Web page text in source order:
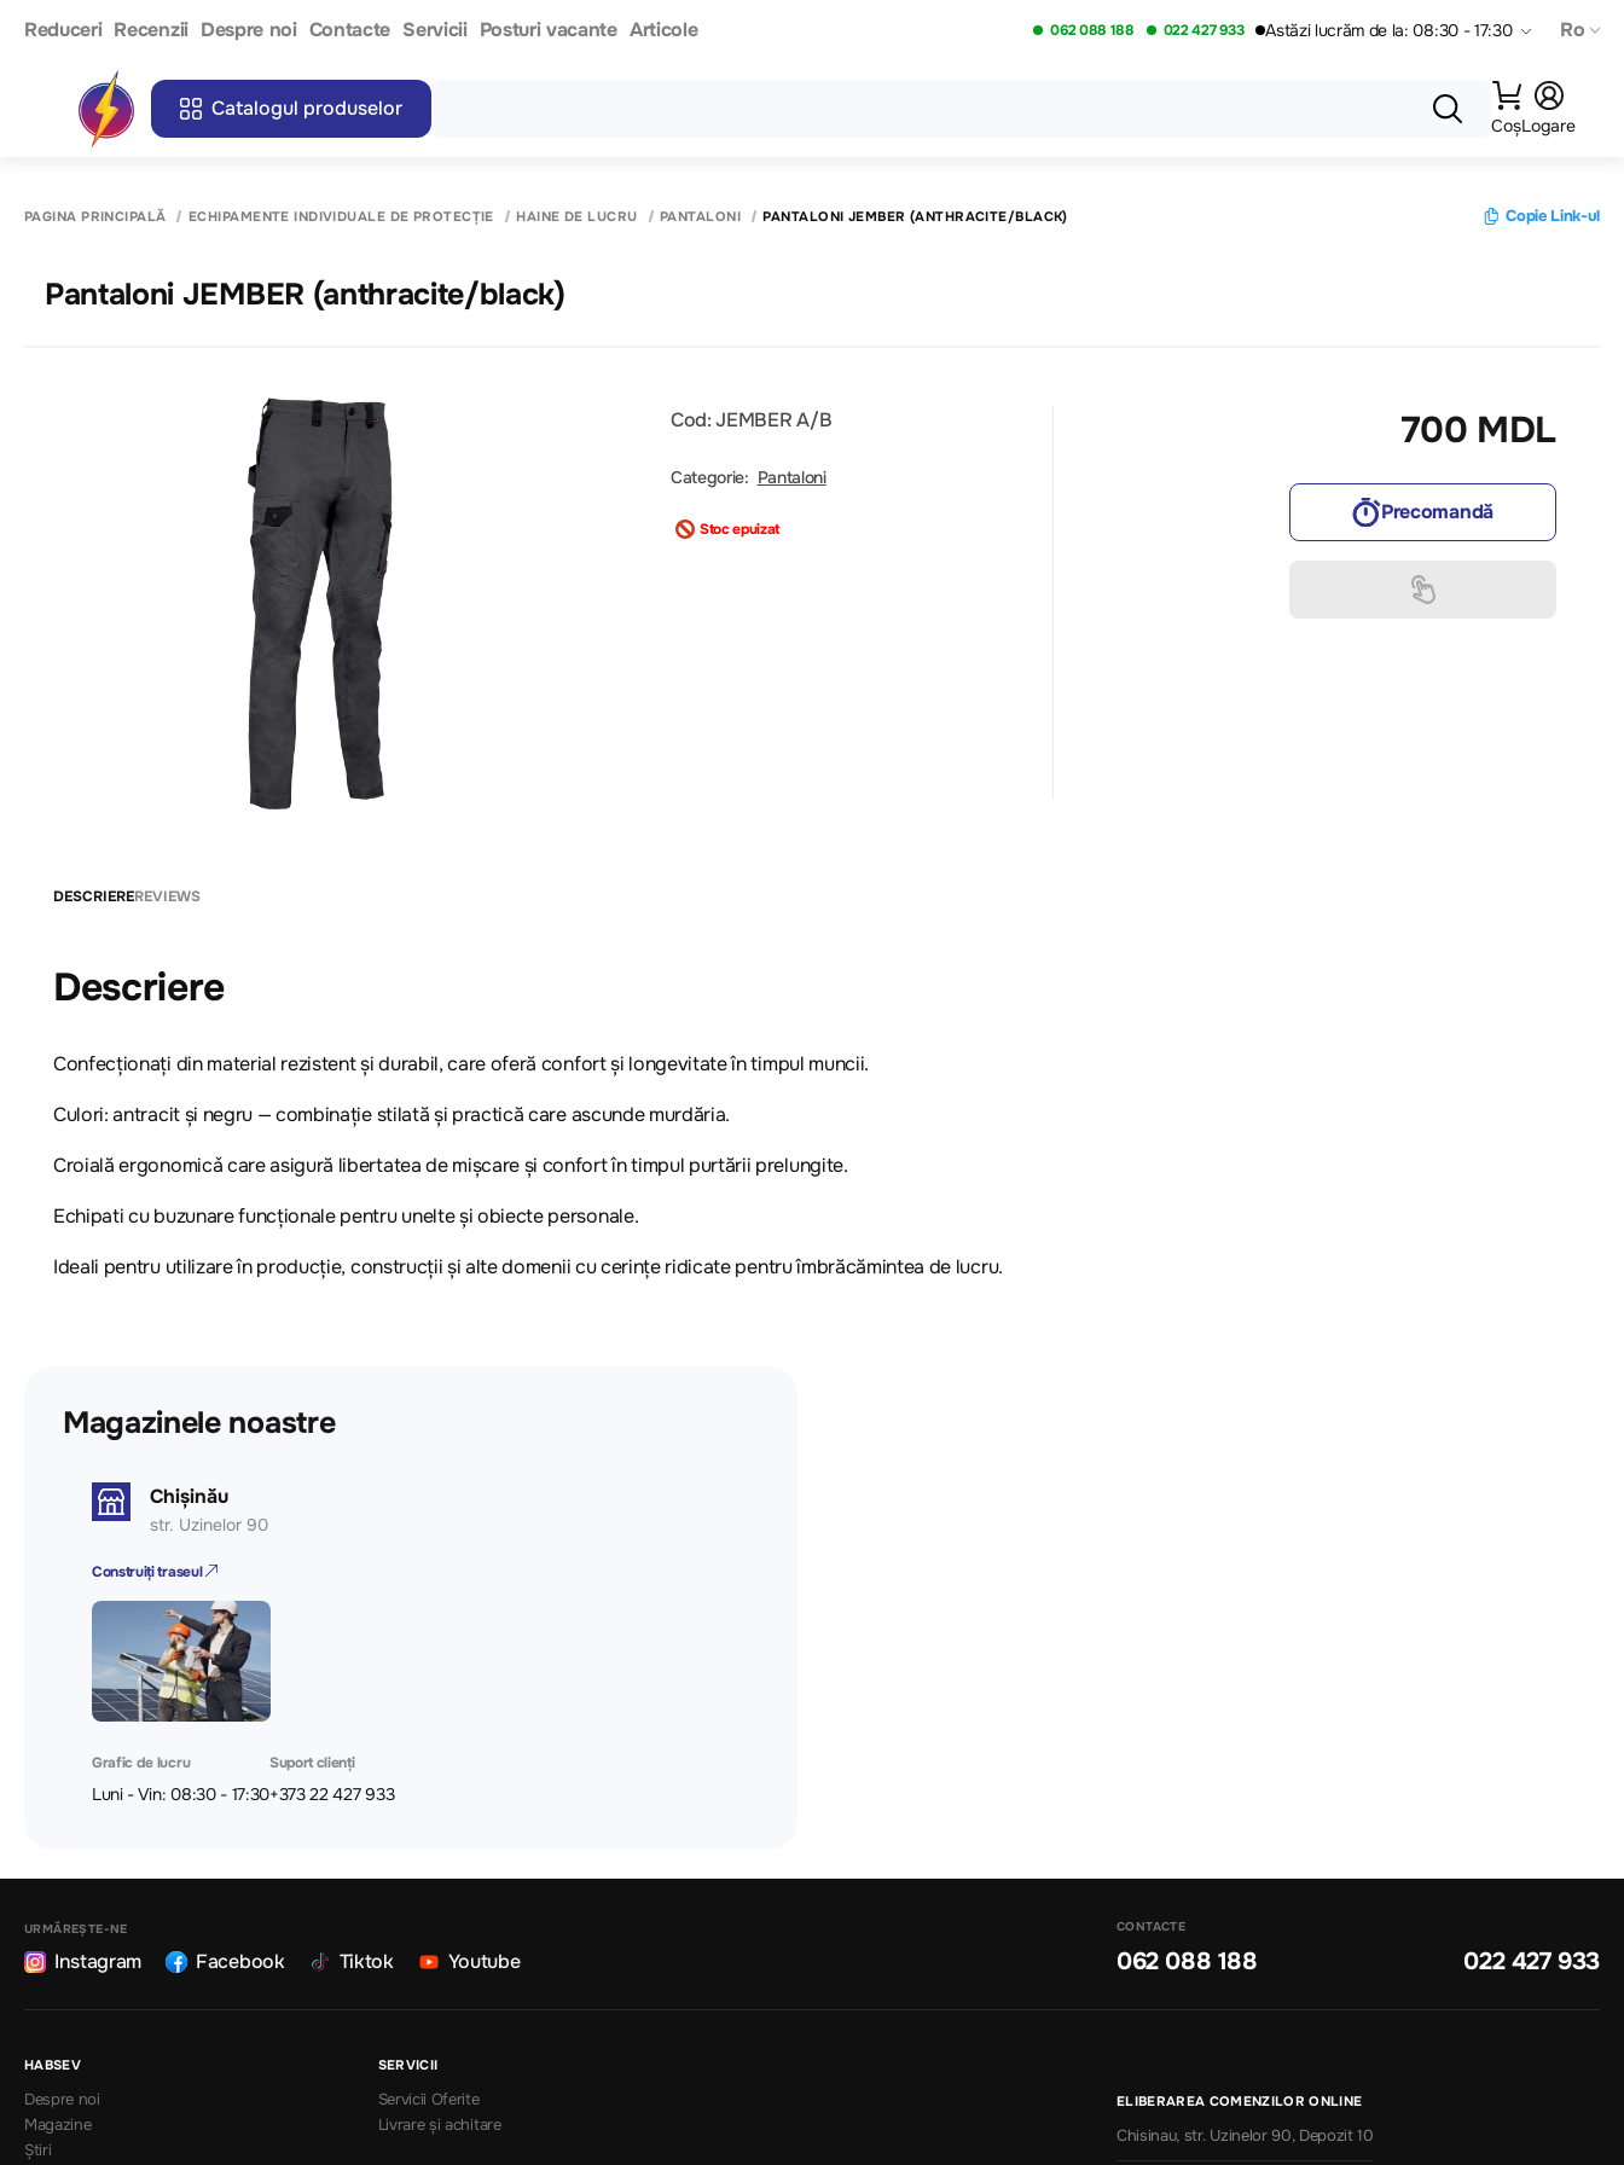
Reduceri Recenzii Despre noi Contacte Servicii Posturi vacante Articole 062 088 188 022 427 933 Astăzi lucrăm de la: 08:30 - 17:30 Ro
Catalogul produselor
CoșLogare
PAGINA PRINCIPALĂ ECHIPAMENTE INDIVIDUALE DE PROTECȚIE HAINE DE LUCRU PANTALONI PANTALONI JEMBER (ANTHRACITE/BLACK) Copie Link-ul
Pantaloni JEMBER (anthracite/black)
Cod: JEMBER A/B
Categorie: Pantaloni
Stoc epuizat
700 MDL
Precomandă
DESCRIEREREVIEWS
Descriere
Confecționați din material rezistent și durabil, care oferă confort și longevitate în timpul muncii.
Culori: antracit și negru — combinație stilată și practică care ascunde murdăria.
Croială ergonomicǎ care asigură libertatea de mișcare și confort în timpul purtării prelungite.
Echipati cu buzunare funcționale pentru unelte și obiecte personale.
Ideali pentru utilizare în producție, construcții și alte domenii cu cerințe ridicate pentru îmbrăcămintea de lucru.
Magazinele noastre
Chișinău
str. Uzinelor 90
Construiți traseul
Grafic de lucru
Luni - Vin: 08:30 - 17:30
Suport clienți
+373 22 427 933
URMĂREȘTE-NE
Instagram Facebook Tiktok Youtube
CONTACTE
062 088 188 022 427 933
HABSEV
Despre noi
Magazine
Știri
SERVICII
Servicii Oferite
Livrare și achitare
ELIBERAREA COMENZILOR ONLINE
Chisinau, str. Uzinelor 90, Depozit 10